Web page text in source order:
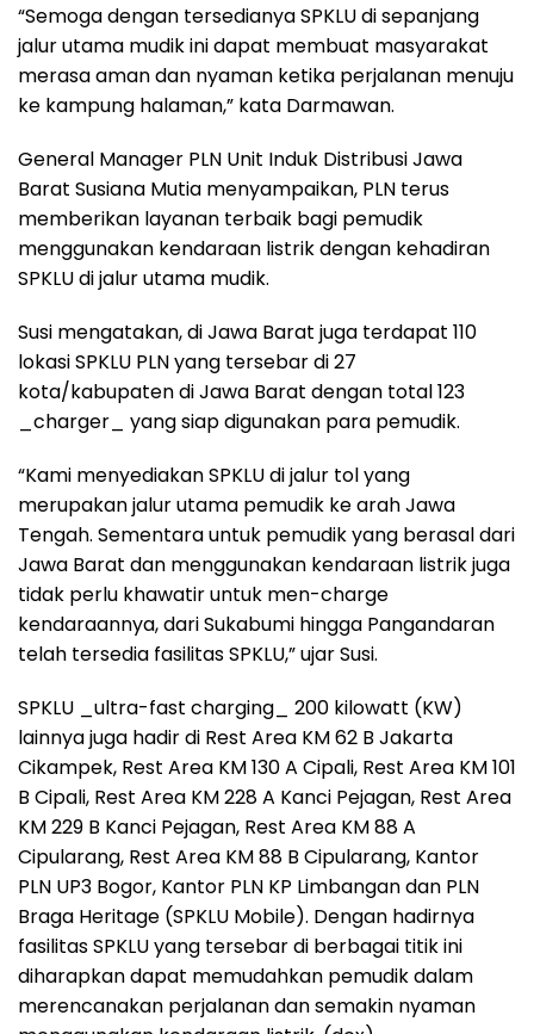
“Semoga dengan tersedianya SPKLU di sepanjang
jalur utama mudik ini dapat membuat masyarakat
merasa aman dan nyaman ketika perjalanan menuju
ke kampung halaman,” kata Darmawan.
General Manager PLN Unit Induk Distribusi Jawa
Barat Susiana Mutia menyampaikan, PLN terus
memberikan layanan terbaik bagi pemudik
menggunakan kendaraan listrik dengan kehadiran
SPKLU di jalur utama mudik.
Susi mengatakan, di Jawa Barat juga terdapat 110
lokasi SPKLU PLN yang tersebar di 27
kota/kabupaten di Jawa Barat dengan total 123
_charger_ yang siap digunakan para pemudik.
“Kami menyediakan SPKLU di jalur tol yang
merupakan jalur utama pemudik ke arah Jawa
Tengah. Sementara untuk pemudik yang berasal dari
Jawa Barat dan menggunakan kendaraan listrik juga
tidak perlu khawatir untuk men-charge
kendaraannya, dari Sukabumi hingga Pangandaran
telah tersedia fasilitas SPKLU,” ujar Susi.
SPKLU _ultra-fast charging_ 200 kilowatt (KW)
lainnya juga hadir di Rest Area KM 62 B Jakarta
Cikampek, Rest Area KM 130 A Cipali, Rest Area KM 101
B Cipali, Rest Area KM 228 A Kanci Pejagan, Rest Area
KM 229 B Kanci Pejagan, Rest Area KM 88 A
Cipularang, Rest Area KM 88 B Cipularang, Kantor
PLN UP3 Bogor, Kantor PLN KP Limbangan dan PLN
Braga Heritage (SPKLU Mobile). Dengan hadirnya
fasilitas SPKLU yang tersebar di berbagai titik ini
diharapkan dapat memudahkan pemudik dalam
merencanakan perjalanan dan semakin nyaman